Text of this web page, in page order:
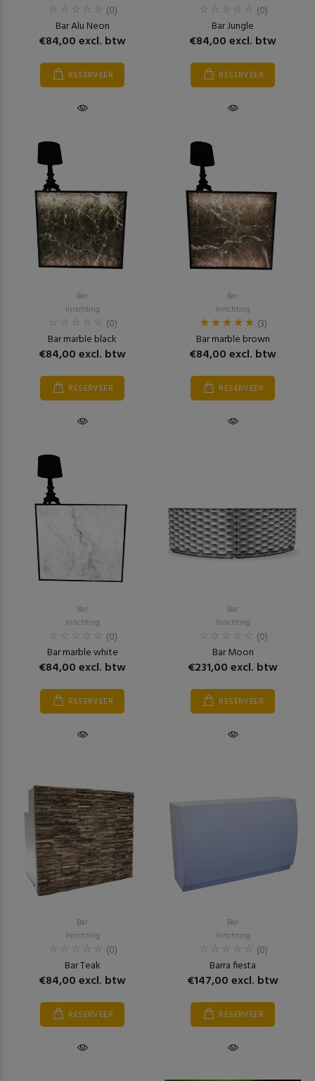
(0)
Bar Alu Neon
€84,00 excl. btw
RESERVEER
(0)
Bar Jungle
€84,00 excl. btw
RESERVEER
Bar
Inrichting
(0)
Bar marble black
€84,00 excl. btw
RESERVEER
Bar
Inrichting
(3)
Bar marble brown
€84,00 excl. btw
RESERVEER
Bar
Inrichting
(0)
Bar marble white
€84,00 excl. btw
RESERVEER
Bar
Inrichting
(0)
Bar Moon
€231,00 excl. btw
RESERVEER
Bar
Inrichting
(0)
Bar Teak
€84,00 excl. btw
RESERVEER
Bar
Inrichting
(0)
Barra fiesta
€147,00 excl. btw
RESERVEER